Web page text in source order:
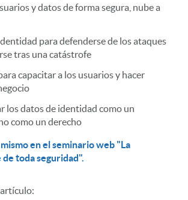
y datos de forma segura, nube a
para defenderse de los ataques
tras una catástrofe
capacitar a los usuarios y hacer
los datos de identidad como un
como un derecho
en el seminario web "La
toda seguridad".